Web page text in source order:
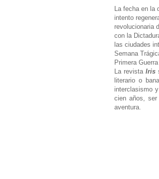
La fecha en la
intento
revolucionaria
con la
las ciudades
Semana
Primera Guerra
La revista Iris
literario o
interclasismo
cien años, ser
aventura.